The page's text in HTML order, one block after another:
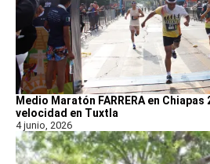
Medio Maratón FARRERA en
velocidad en Tuxtla
4 junio, 2026